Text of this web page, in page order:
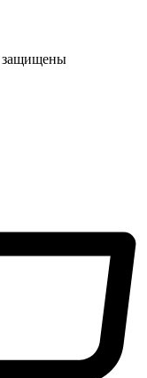
защищены